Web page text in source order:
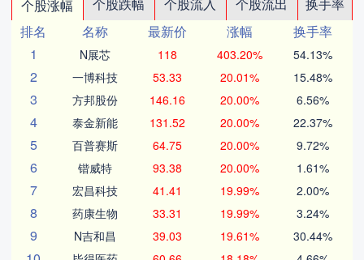
个股涨幅 个股跌幅 个股流入 个股流出
换手率
排名
名称 最新价 涨幅
换手率
1
N展芯 118 403.20% 54.13%
2 一博科技 53.33 20.01% 15.48%
3 方邦股份 146.16 20.00% 6.56%
4 泰金新能 131.52 20.00% 22.37%
5 百普赛斯 64.75 20.00% 9.72%
6 锴威特 93.38 20.00% 1.61%
7 宏昌科技 41.41 19.99% 2.00%
8 药康生物 33.31 19.99% 3.24%
9 N吉和昌 39.03 19.61% 30.44%